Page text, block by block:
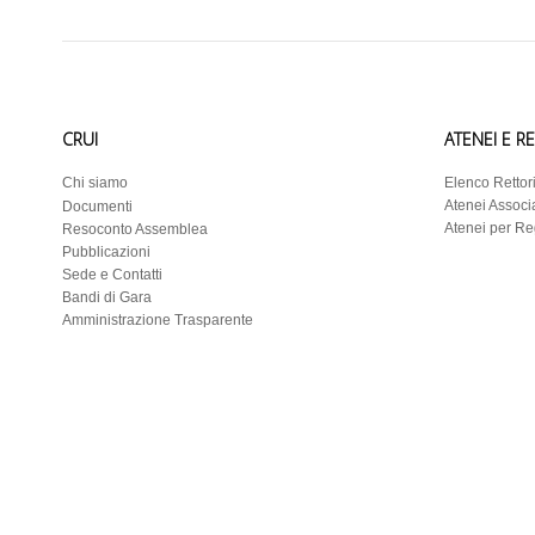
CRUI
Chi siamo
Documenti
Resoconto Assemblea
Pubblicazioni
Sede e Contatti
Bandi di Gara
Amministrazione Trasparente
ATENEI E
Elenco Rettori
Atenei
Atenei per